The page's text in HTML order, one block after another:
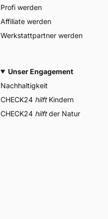
Profi werden
Affiliate werden
Werkstattpartner werden
Unser Engagement
Nachhaltigkeit
CHECK24 hilftKindern
CHECK24 hilftder Natur